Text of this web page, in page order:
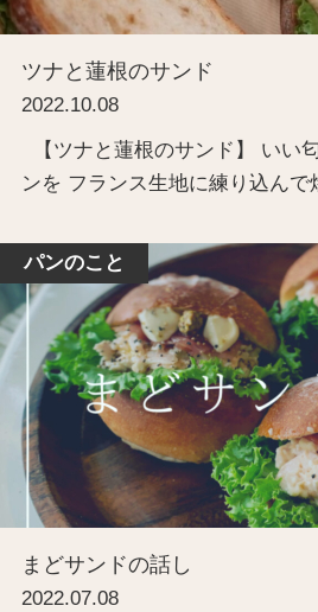
ツナと蓮根のサンド
2022.10.08
【ツナと蓮根のサンド】 いい
ンを フランス生地に練り込ん
パンのこと
まどサンドの話し
2022.07.08